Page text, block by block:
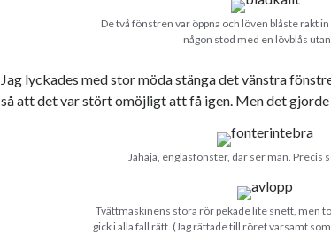
De två fönstren var öppna och löven blåste rakt
någon stod med en lövblås
Jag lyckades med stor möda stänga det vänstra
så att det var stört omöjligt att få igen. Men det
Jahaja, englasfönster, där ser man. Precis
Tvättmaskinens stora rör pekade lite snett, men
gick i alla fall rätt. (Jag rättade till röret varsamt